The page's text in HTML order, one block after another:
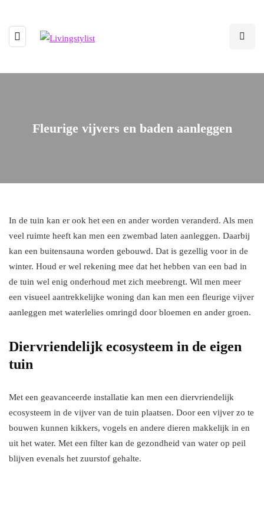
Fleurige vijvers en baden aanleggen
In de tuin kan er ook het een en ander worden veranderd. Als men
veel ruimte heeft kan men een zwembad laten aanleggen. Daarbij
kan een buitensauna worden gebouwd. Dat is gezellig voor in de
winter. Houd er wel rekening mee dat het hebben van een bad in
de tuin wel enig onderhoud met zich meebrengt. Wil men meer
een visueel aantrekkelijke woning dan kan men een fleurige vijver
aanleggen met waterlelies omringd door bloemen en ander groen.
Diervriendelijk ecosysteem in de eigen
tuin
Met een geavanceerde installatie kan men een diervriendelijk
ecosysteem in de vijver van de tuin plaatsen. Door een vijver zo te
bouwen kunnen kikkers, vogels en andere dieren makkelijk in en
uit het water. Met een filter kan de gezondheid van water op peil
blijven evenals het zuurstof gehalte.